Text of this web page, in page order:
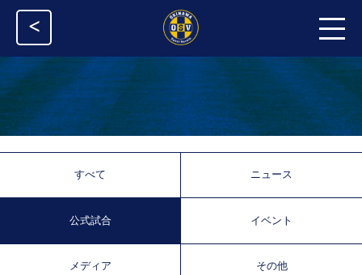
<
すべて ニュース
公式試合 イベント
メディア その他